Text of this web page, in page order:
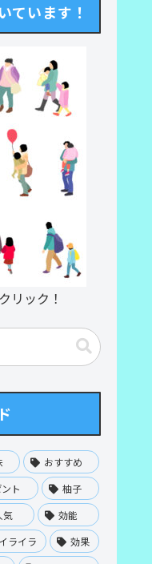
ています！
リック！
おすすめ
ト
柚子
気
効能
イライラ
効果